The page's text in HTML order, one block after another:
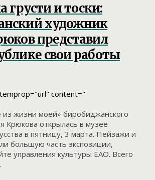
грусти и тоски:
художник
представил
свои работы
content="
из жизни моей» биробиджанского
Крюкова открылась в музее
в пятницу, 3 марта. Пейзажи и
большую часть экспозиции,
управления культуры ЕАО. Всего